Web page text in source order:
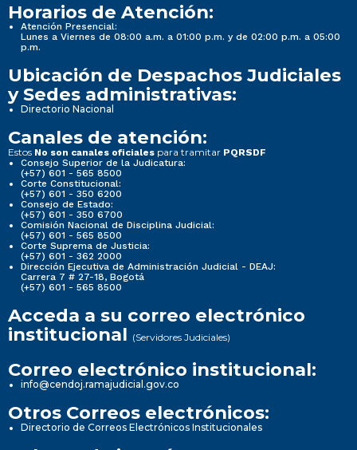
Horarios de Atención:
Atención Presencial:
Lunes a Viernes de 08:00 a.m. a 01:00 p.m. y de 02:00 p.m. a 05:00
p.m.
Ubicación de Despachos Judiciales
y Sedes administrativas:
Directorio Nacional
Canales de atención:
Estos No son canales oficiales para tramitar PQRSDF
Consejo Superior de la Judicatura:
(+57) 601 - 565 8500
Corte Constitucional:
(+57) 601 - 350 6200
Consejo de Estado:
(+57) 601 - 350 6700
Comisión Nacional de Disciplina Judicial:
(+57) 601 - 565 8500
Corte Suprema de Justicia:
(+57) 601 - 362 2000
Dirección Ejecutiva de Administración Judicial - DEAJ:
Carrera 7 # 27-18, Bogotá
(+57) 601 - 565 8500
Acceda a su correo electrónico
institucional (Servidores Judiciales)
Correo electrónico institucional:
info@cendoj.ramajudicial.gov.co
Otros Correos electrónicos:
Directorio de Correos Electrónicos Institucionales